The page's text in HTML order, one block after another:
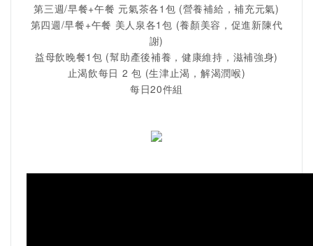
第三週/早餐+午餐 元氣茶各1包 (營養補給，補充元氣)
第四週/早餐+午餐 美人泉各1包 (養顏美容，促進新陳代
謝)
益母飲晚餐1包 (幫助產後補養，健康維持，滋補強身)
止渴飲每日 2 包 (生津止渴，解渴潤喉)
每日20件組